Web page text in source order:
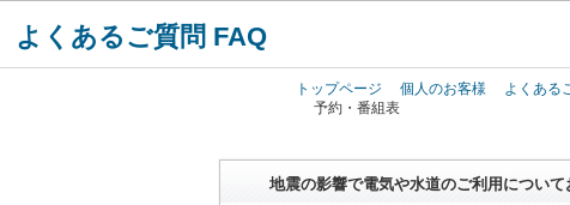
よくあるご質問 FAQ
トップページ 個人のお客様 よくある
予約・番組表
地震の影響で電気や水道のご利用について